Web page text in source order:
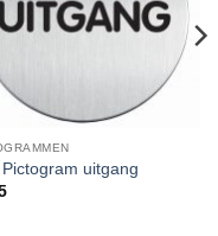
Pictogram uitgang